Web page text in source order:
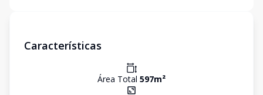
Características
Área Total 597m²